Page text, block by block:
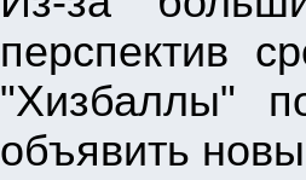
перспектив
"Хизбаллы"
объявить